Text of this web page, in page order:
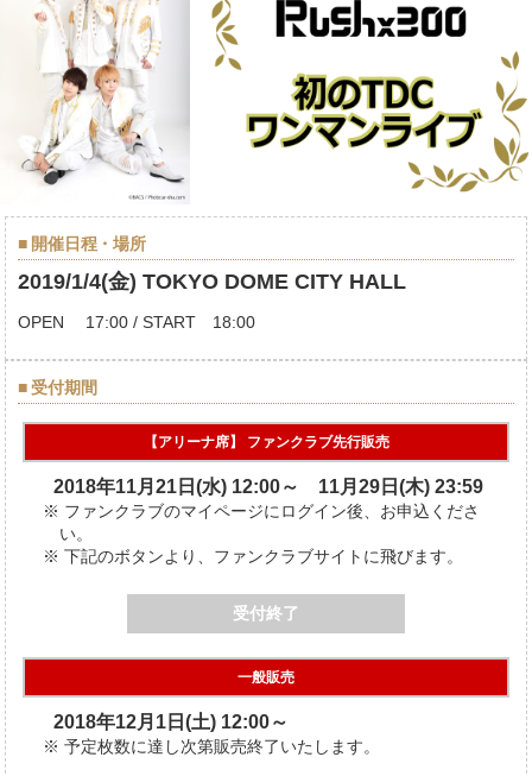
開催日程・場所
2019/1/4(金) TOKYO DOME CITY HALL
OPEN 17:00 / START 18:00
受付期間
【アリーナ席】 ファンクラブ先行販売
2018年11月21日(水) 12:00～ 11月29日(木) 23:59
ファンクラブのマイページにログイン後、お申込くださ
い。
下記のボタンより、ファンクラブサイトに飛びます。
受付終了
一般販売
2018年12月1日(土) 12:00～
予定枚数に達し次第販売終了いたします。